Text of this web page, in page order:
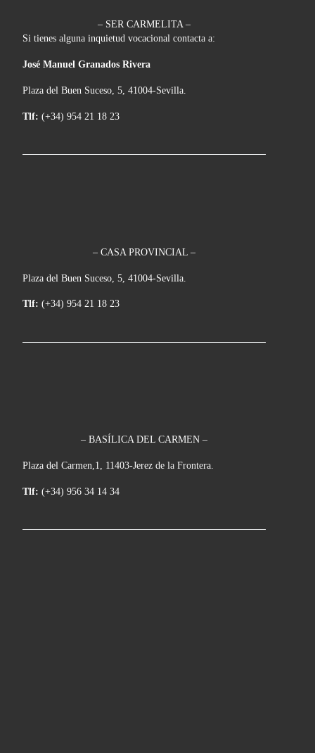
– SER CARMELITA –
Si tienes alguna inquietud vocacional contacta a:
José Manuel Granados Rivera
Plaza del Buen Suceso, 5, 41004-Sevilla.
Tlf: (+34) 954 21 18 23
– CASA PROVINCIAL –
Plaza del Buen Suceso, 5, 41004-Sevilla.
Tlf: (+34) 954 21 18 23
– BASÍLICA DEL CARMEN –
Plaza del Carmen,1, 11403-Jerez de la Frontera.
Tlf: (+34) 956 34 14 34